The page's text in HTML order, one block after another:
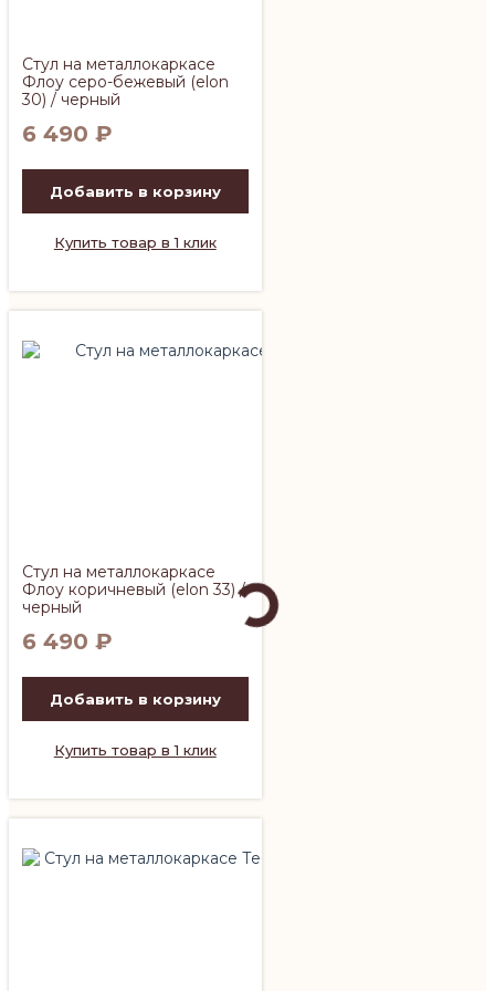
Стул на металлокаркасе
Флоу серо-бежевый (elon
30) / черный
6 490 ₽
Добавить в корзину
Купить товар в 1 клик
Стул на металлокаркасе
Флоу коричневый (elon 33) /
черный
6 490 ₽
Добавить в корзину
Купить товар в 1 клик